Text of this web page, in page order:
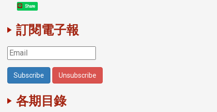
Share
訂閱電子報
各期目錄